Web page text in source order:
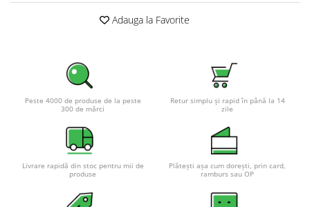
Pachete complete stocare energie
Sisteme fotovoltaice complete
Sisteme fotovoltaice de putere
mica (rulota/caravan/case de
Pachete sisteme fotovoltaice
Statii de incarcare vehicule
Statii de incarcare
Adauga la Favorite
Peste 4000 de produse de la peste
300 de mărci
Retur simplu și rapid în până la 14
zile
Livrare rapidă din stoc pentru mii de
produse
Plătești așa cum dorești, prin card,
ramburs sau OP